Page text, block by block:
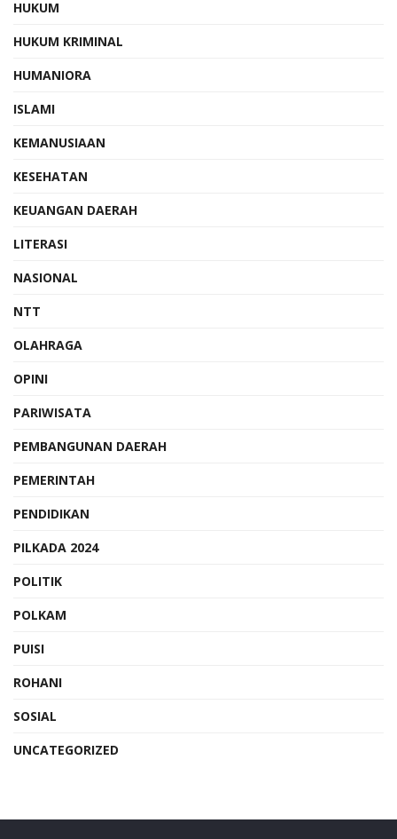
HUKUM
HUKUM KRIMINAL
HUMANIORA
ISLAMI
KEMANUSIAAN
KESEHATAN
KEUANGAN DAERAH
LITERASI
NASIONAL
NTT
OLAHRAGA
OPINI
PARIWISATA
PEMBANGUNAN DAERAH
PEMERINTAH
PENDIDIKAN
PILKADA 2024
POLITIK
POLKAM
PUISI
ROHANI
SOSIAL
UNCATEGORIZED